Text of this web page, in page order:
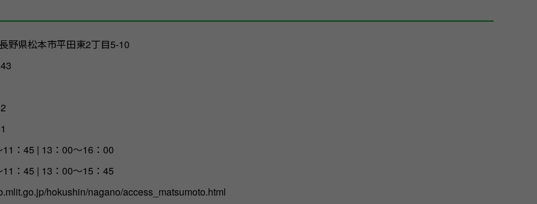
野県松本市平田東2丁目5-10
：45 | 13：00～16：00
：45 | 13：00～15：45
hokushin/nagano/access_matsumoto.html